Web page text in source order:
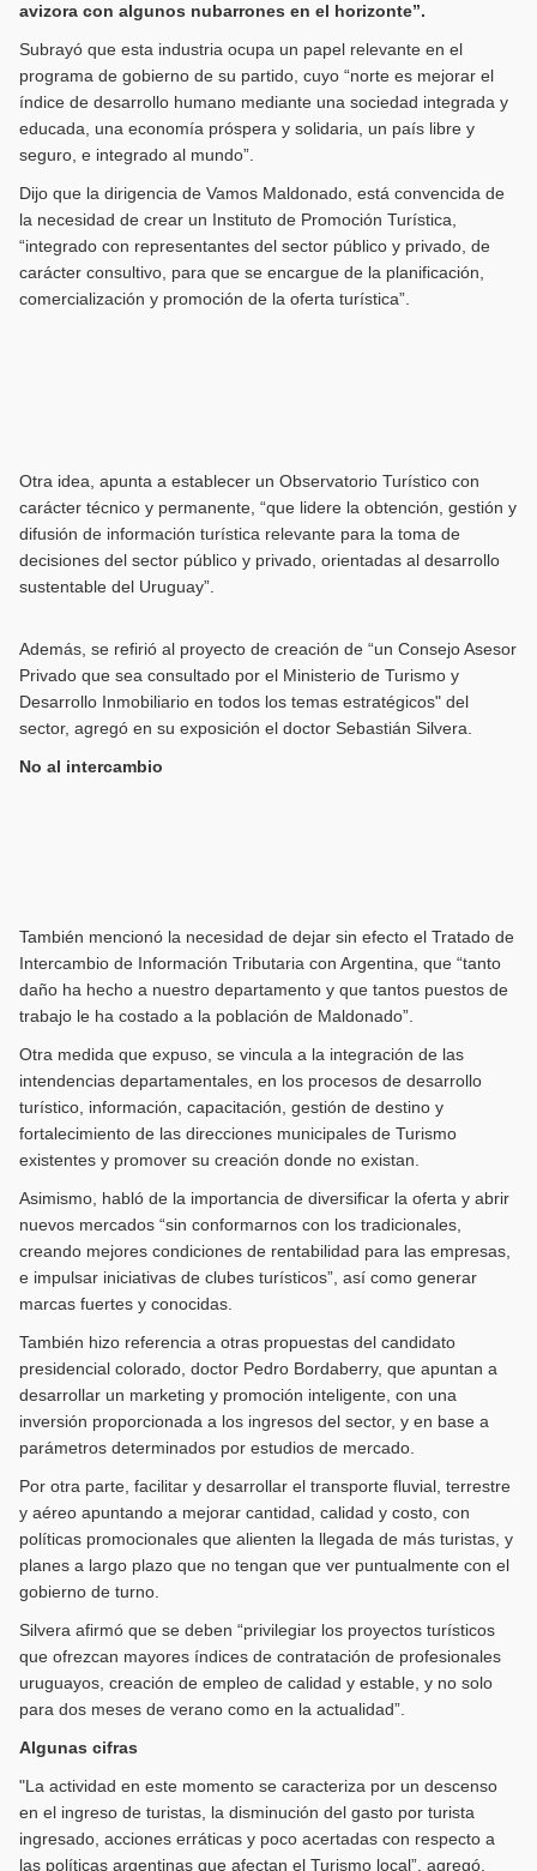
avizora con algunos nubarrones en el horizonte”.
Subrayó que esta industria ocupa un papel relevante en el
programa de gobierno de su partido, cuyo “norte es mejorar el
índice de desarrollo humano mediante una sociedad integrada y
educada, una economía próspera y solidaria, un país libre y
seguro, e integrado al mundo”.
Dijo que la dirigencia de Vamos Maldonado, está convencida de
la necesidad de crear un Instituto de Promoción Turística,
“integrado con representantes del sector público y privado, de
carácter consultivo, para que se encargue de la planificación,
comercialización y promoción de la oferta turística”.
Otra idea, apunta a establecer un Observatorio Turístico con
carácter técnico y permanente, “que lidere la obtención, gestión y
difusión de información turística relevante para la toma de
decisiones del sector público y privado, orientadas al desarrollo
sustentable del Uruguay”.
Además, se refirió al proyecto de creación de “un Consejo Asesor
Privado que sea consultado por el Ministerio de Turismo y
Desarrollo Inmobiliario en todos los temas estratégicos" del
sector, agregó en su exposición el doctor Sebastián Silvera.
No al intercambio
También mencionó la necesidad de dejar sin efecto el Tratado de
Intercambio de Información Tributaria con Argentina, que “tanto
daño ha hecho a nuestro departamento y que tantos puestos de
trabajo le ha costado a la población de Maldonado”.
Otra medida que expuso, se vincula a la integración de las
intendencias departamentales, en los procesos de desarrollo
turístico, información, capacitación, gestión de destino y
fortalecimiento de las direcciones municipales de Turismo
existentes y promover su creación donde no existan.
Asimismo, habló de la importancia de diversificar la oferta y abrir
nuevos mercados “sin conformarnos con los tradicionales,
creando mejores condiciones de rentabilidad para las empresas,
e impulsar iniciativas de clubes turísticos”, así como generar
marcas fuertes y conocidas.
También hizo referencia a otras propuestas del candidato
presidencial colorado, doctor Pedro Bordaberry, que apuntan a
desarrollar un marketing y promoción inteligente, con una
inversión proporcionada a los ingresos del sector, y en base a
parámetros determinados por estudios de mercado.
Por otra parte, facilitar y desarrollar el transporte fluvial, terrestre
y aéreo apuntando a mejorar cantidad, calidad y costo, con
políticas promocionales que alienten la llegada de más turistas, y
planes a largo plazo que no tengan que ver puntualmente con el
gobierno de turno.
Silvera afirmó que se deben “privilegiar los proyectos turísticos
que ofrezcan mayores índices de contratación de profesionales
uruguayos, creación de empleo de calidad y estable, y no solo
para dos meses de verano como en la actualidad”.
Algunas cifras
"La actividad en este momento se caracteriza por un descenso
en el ingreso de turistas, la disminución del gasto por turista
ingresado, acciones erráticas y poco acertadas con respecto a
las políticas argentinas que afectan el Turismo local”, agregó.